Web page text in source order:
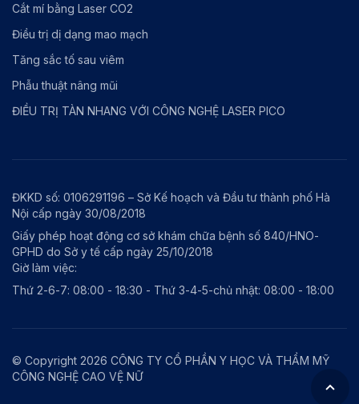
Cắt mí bằng Laser CO2
Điều trị dị dạng mao mạch
Tăng sắc tố sau viêm
Phẫu thuật nâng mũi
ĐIỀU TRỊ TÀN NHANG VỚI CÔNG NGHỆ LASER PICO
ĐKKD số: 0106291196 – Sở Kế hoạch và Đầu tư thành phố Hà
Nội cấp ngày 30/08/2018
Giấy phép hoạt động cơ sở khám chữa bệnh số 840/HNO-
GPHD do Sở y tế cấp ngày 25/10/2018
Giờ làm việc:
Thứ 2-6-7: 08:00 - 18:30 - Thứ 3-4-5-chủ nhật: 08:00 - 18:00
© Copyright 2026 CÔNG TY CỔ PHẦN Y HỌC VÀ THẨM MỸ
CÔNG NGHỆ CAO VỆ NỮ